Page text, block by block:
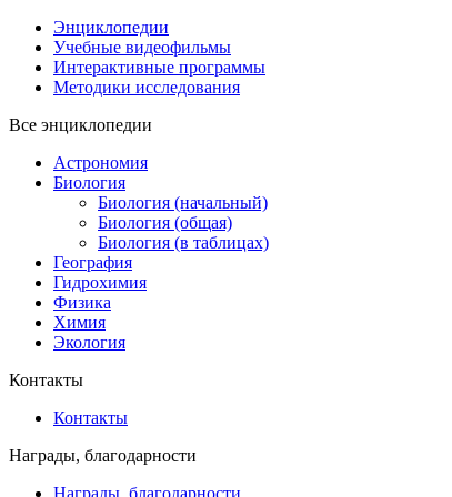
Энциклопедии
Учебные видеофильмы
Интерактивные программы
Методики исследования
Все энциклопедии
Астрономия
Биология
Биология (начальный)
Биология (общая)
Биология (в таблицах)
География
Гидрохимия
Физика
Химия
Экология
Контакты
Контакты
Награды, благодарности
Награды, благодарности